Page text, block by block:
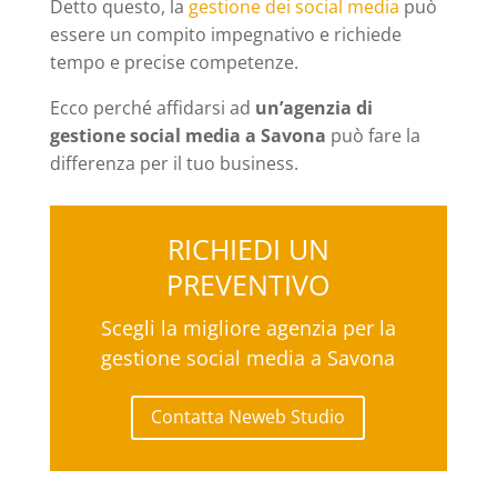
Detto questo, la gestione dei social media può
essere un compito impegnativo e richiede
tempo e precise competenze.
Ecco perché affidarsi ad un’agenzia di
gestione social media a Savona può fare la
differenza per il tuo business.
RICHIEDI UN
PREVENTIVO
Scegli la migliore agenzia per la
gestione social media a Savona
Contatta Neweb Studio